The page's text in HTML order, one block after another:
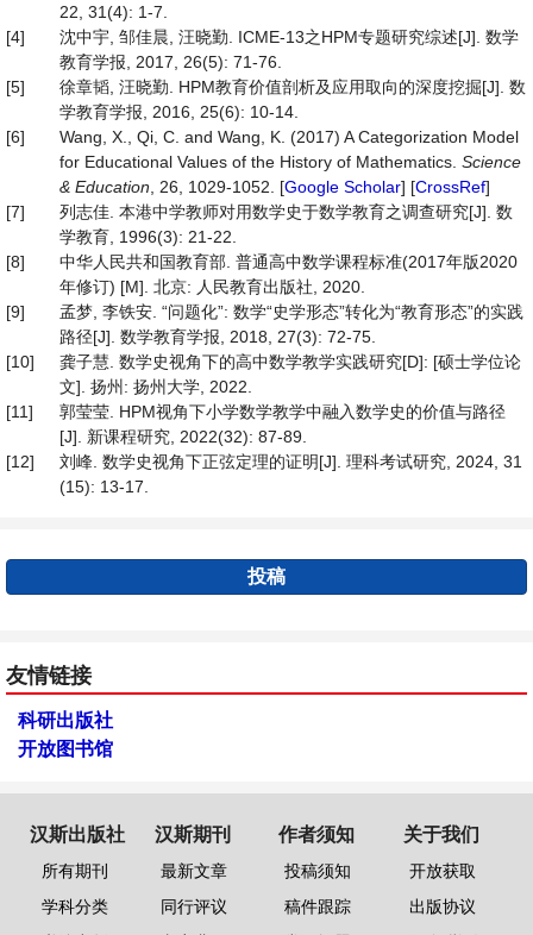
22, 31(4): 1-7.
[4]
沈中宇, 邹佳晨, 汪晓勤. ICME-13之HPM专题研究综述[J]. 数学
教育学报, 2017, 26(5): 71-76.
[5]
徐章韬, 汪晓勤. HPM教育价值剖析及应用取向的深度挖掘[J]. 数
学教育学报, 2016, 25(6): 10-14.
[6]
Wang, X., Qi, C. and Wang, K. (2017) A Categorization Model
for Educational Values of the History of Mathematics. Science
& Education , 26, 1029-1052. [Google Scholar] [CrossRef]
[7]
列志佳. 本港中学教师对用数学史于数学教育之调查研究[J]. 数
学教育, 1996(3): 21-22.
[8]
中华人民共和国教育部. 普通高中数学课程标准(2017年版2020
年修订) [M]. 北京: 人民教育出版社, 2020.
[9]
孟梦, 李铁安. “问题化”: 数学“史学形态”转化为“教育形态”的实践
路径[J]. 数学教育学报, 2018, 27(3): 72-75.
[10]
龚子慧. 数学史视角下的高中数学教学实践研究[D]: [硕士学位论
文]. 扬州: 扬州大学, 2022.
[11]
郭莹莹. HPM视角下小学数学教学中融入数学史的价值与路径
[J]. 新课程研究, 2022(32): 87-89.
[12]
刘峰. 数学史视角下正弦定理的证明[J]. 理科考试研究, 2024, 31
(15): 13-17.
投稿
友情链接
科研出版社
开放图书馆
汉斯出版社
所有期刊
学科分类
汉斯期刊
最新文章
同行评议
作者须知
投稿须知
稿件跟踪
关于我们
开放获取
出版协议